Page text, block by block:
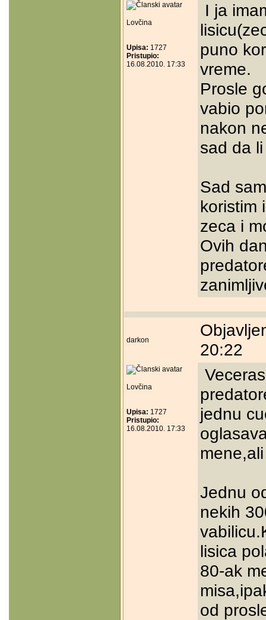
Lovčina
Upisa: 1727
Pristupio:
16.08.2010. 17:33
I ja
puno
vreme.
Prosle
vabio
nakon
sad da
Sad
koristim
zeca i
Ovih
darkon
20:22
Lovčina
Upisa: 1727
Pristupio:
16.08.2010. 17:33
jednu
Jednu
nekih
lisica
80-ak
od